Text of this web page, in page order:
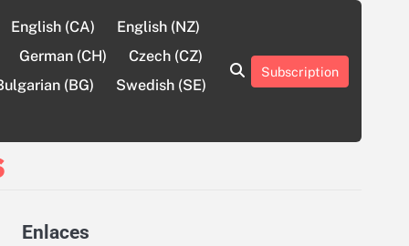
English (CA)
English (NZ)
German (CH)
Czech (CZ)
(BG)
Swedish (SE)
About
Contact
Cookie
Privacy
Sitemap
Terms
Subscription
Enlaces